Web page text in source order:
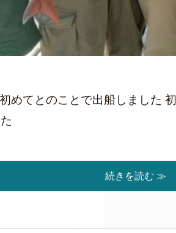
めてとのことで出船しました
続きを読む ≫